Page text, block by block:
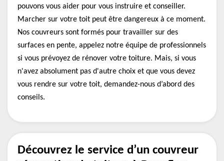
pouvons vous aider pour vous instruire et conseiller.
Marcher sur votre toit peut être dangereux à ce moment.
Nos couvreurs sont formés pour travailler sur des
surfaces en pente, appelez notre équipe de professionnels
si vous prévoyez de rénover votre toiture. Mais, si vous
n'avez absolument pas d'autre choix et que vous devez
vous rendre sur votre toit, demandez-nous d’abord des
conseils.
Découvrez le service d’un couvreur